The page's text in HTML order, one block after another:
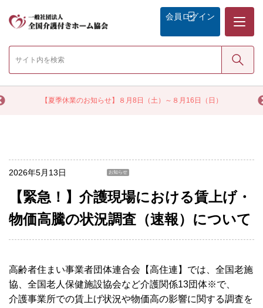
【夏季休業のお知らせ】８月8日（土）～８月16日（日）
会員 ログイン
検索
2026年5月13日 お知らせ
【緊急！】介護現場における賃上げ・
物価高騰の状況調査（速報）について
高齢者住まい事業者団体連合会【高住連】では、全国老施
協、全国老人保健施設協会など介護関係13団体※で、
介護事業所での賃上げ状況や物価高の影響に関する調査を